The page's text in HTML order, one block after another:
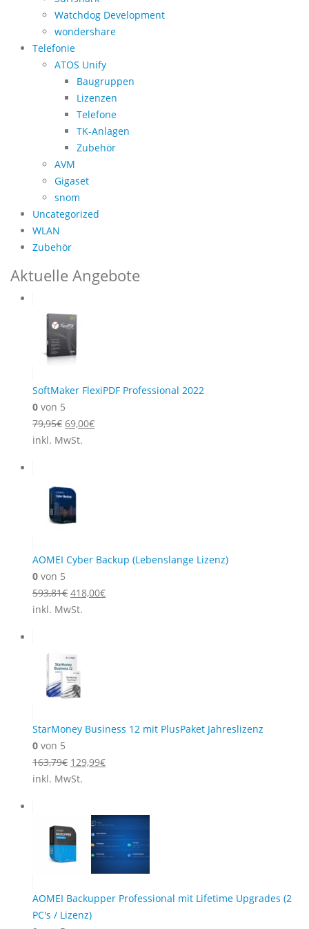
Watchdog Development
wondershare
Telefonie
ATOS Unify
Baugruppen
Lizenzen
Telefone
TK-Anlagen
Zubehör
AVM
Gigaset
snom
Uncategorized
WLAN
Zubehör
Aktuelle Angebote
SoftMaker FlexiPDF Professional 2022
0 von 5
79,95€ Ursprünglicher
Preis
69,00€Aktueller
inkl. MwSt.
AOMEI Cyber Backup (Lebenslange Lizenz)
0 von 5
593,81€ Ursprünglicher
Preis
418,00€Aktueller
inkl. MwSt.
StarMoney Business 12 mit PlusPaket Jahreslizenz
0 von 5
163,79€ Ursprünglicher
Preis
129,99€Aktueller
inkl. MwSt.
AOMEI Backupper Professional mit Lifetime Upgrades (2
PC's / Lizenz)